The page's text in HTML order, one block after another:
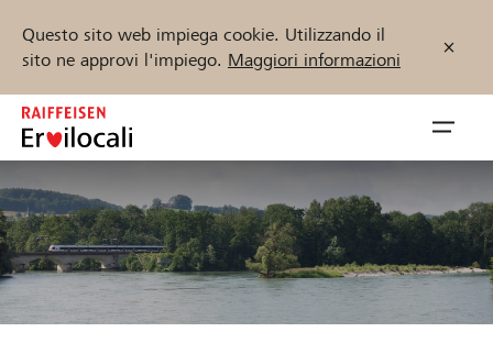
Questo sito web impiega cookie. Utilizzando il
sito ne approvi l'impiego. Maggiori informazioni
Zum
Inhalt
springen
öffnen
Trova progetti e organizzazioni
Inizia ora